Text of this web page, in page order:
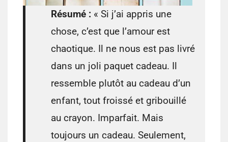
Résumé : « Si j’ai appris une
chose, c’est que l’amour est
chaotique. Il ne nous est pas livré
dans un joli paquet cadeau. Il
ressemble plutôt au cadeau d’un
enfant, tout froissé et gribouillé
au crayon. Imparfait. Mais
toujours un cadeau. Seulement,